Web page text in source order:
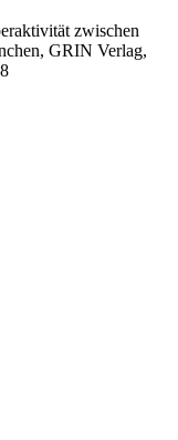
zwischen
GRIN Verlag,